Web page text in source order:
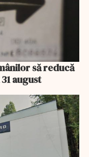
să reducă
august